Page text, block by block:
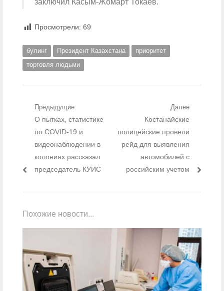
заключил Касым-Жомарт Токаев.
Просмотрели: 69
булинг Президент Казахстана
приоритет
торговля людьми
Навигация по записям
Предыдущие
Предыдущий пост:
О пытках, статистике
по COVID-19 и
видеонаблюдении в
колониях рассказал
председатель КУИС
Далее
Следующий пост:
Костанайские
полицейские провели
рейд для выявления
автомобилей с
российским учетом
Похожие новости...